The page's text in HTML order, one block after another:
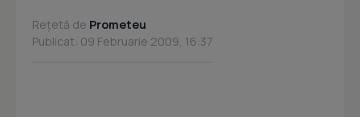
Rețetă de Prometeu
Publicat: 09 Februarie 2009, 16:37